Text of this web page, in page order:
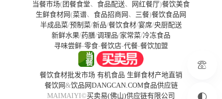
当餐市场( 团餐食堂、 食品配送、 网红餐厅)餐饮美食
生鲜食材网 (菜谱、 食品招商网 、 三餐)餐饮食品网
半成品菜/预制菜/新品/餐饮食材/宴席/央厨配送
新鲜水果/药膳/调理品/家常菜/冷冻食品
寻味尝鲜-零食-餐饮店-代餐-餐饮加盟
餐饮食材批发市场 有机食品 生鲜食材产地直销
餐饮网 &饮品网 DANGCAN.COM食品供应链
MAIMAIYI©买卖易(佛山)供应链有限公司